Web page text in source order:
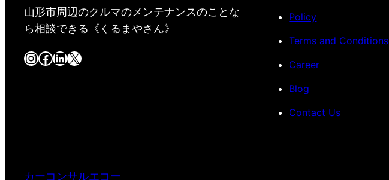
山形市周辺のクルマのメンテナンスのことな
ら相談できる《くるまやさん》
InstagramFacebook LinkedIn X
Policy
Terms and Conditions
Career
Blog
Contact Us
カーコンサルエコー